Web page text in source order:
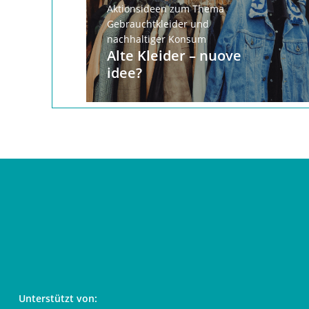
Aktionsideen zum Thema
Gebrauchtkleider und
nachhaltiger Konsum
Alte Kleider – nuove
idee?
Unterstützt von: